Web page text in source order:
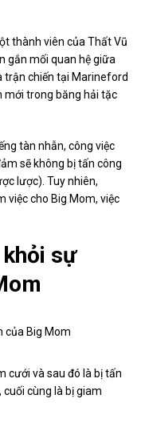
thành viên của Thất Vũ
gắn mối quan hệ giữa
trận chiến tại Marineford
mới trong băng hải tặc
tàn nhẫn, công việc
sẽ không bị tấn công
lược). Tuy nhiên,
việc cho Big Mom, việc
sự
cưới và sau đó là bị tấn
cùng là bị giam